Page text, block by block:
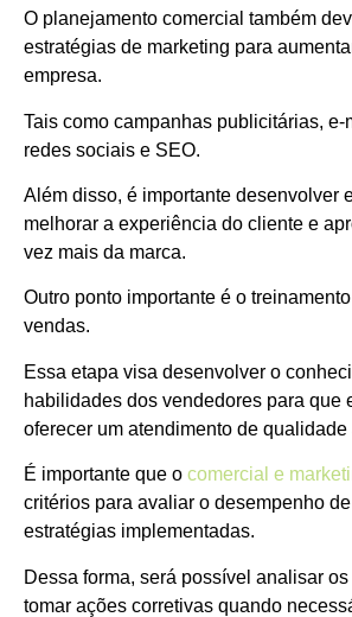
O planejamento comercial também
estratégias de marketing para
empresa.
Tais como campanhas publicitárias, e-
redes sociais e SEO.
Além disso, é importante desenvolver
melhorar a experiência do cliente e
vez mais da marca.
Outro ponto importante é o
vendas.
Essa etapa visa desenvolver o
habilidades dos vendedores para que
oferecer um atendimento de qualidade
É importante que o comercial e
critérios para avaliar o desempenho
estratégias implementadas.
Dessa forma, será possível analisar
tomar ações corretivas quando